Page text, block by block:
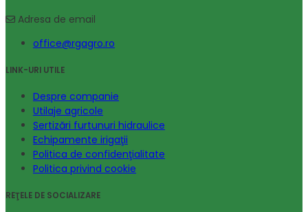
Adresa de email
office@rgagro.ro
LINK-URI UTILE
Despre companie
Utilaje agricole
Sertizări furtunuri hidraulice
Echipamente irigaţii
Politica de confidenţialitate
Politica privind cookie
REŢELE DE SOCIALIZARE